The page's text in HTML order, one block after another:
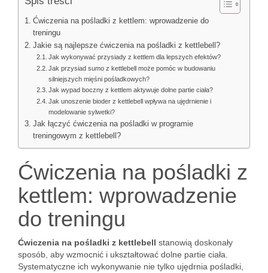
Ćwiczenia na pośladki z kettlem: wprowadzenie do
treningu
Jakie są najlepsze ćwiczenia na pośladki z kettlebell?
Jak wykonywać przysiady z kettlem dla lepszych efektów?
Jak przysiad sumo z kettlebell może pomóc w budowaniu
silniejszych mięśni pośladkowych?
Jak wypad boczny z kettlem aktywuje dolne partie ciała?
Jak unoszenie bioder z kettlebell wpływa na ujędrnienie i
modelowanie sylwetki?
Jak łączyć ćwiczenia na pośladki w programie
treningowym z kettlebell?
Ćwiczenia na pośladki z
kettlem: wprowadzenie
do treningu
Ćwiczenia na pośladki z kettlebell stanowią doskonały
sposób, aby wzmocnić i ukształtować dolne partie ciała.
Systematyczne ich wykonywanie nie tylko ujędrnia pośladki,